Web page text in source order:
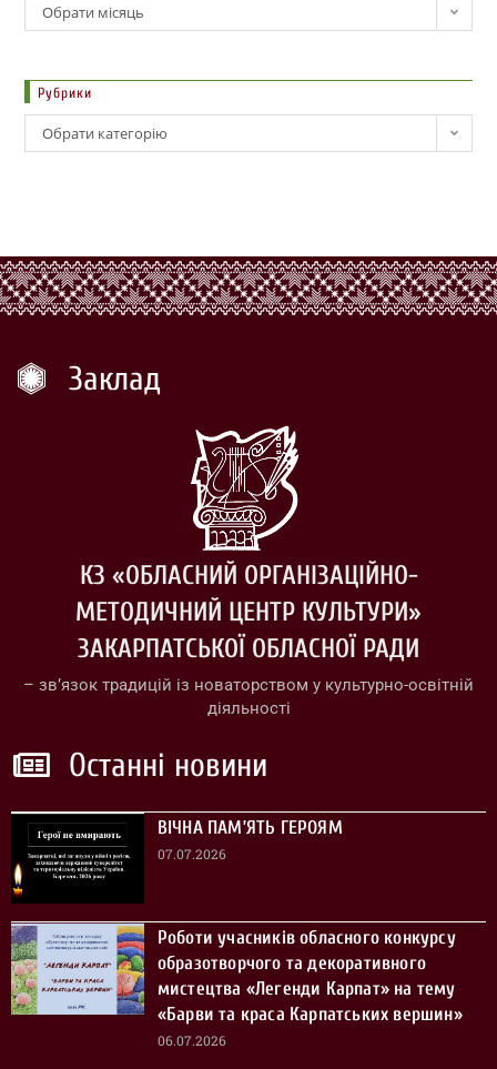
Обрати місяць
Рубрики
Обрати категорію
Заклад
КЗ «ОБЛАСНИЙ ОРГАНІЗАЦІЙНО-
МЕТОДИЧНИЙ ЦЕНТР КУЛЬТУРИ»
ЗАКАРПАТСЬКОЇ ОБЛАСНОЇ РАДИ
– зв’язок традицій із новаторством у культурно-освітній
діяльності
Останні новини
ВІЧНА ПАМ’ЯТЬ ГЕРОЯМ
07.07.2026
Роботи учасників обласного конкурсу
образотворчого та декоративного
мистецтва «Легенди Карпат» на тему
«Барви та краса Карпатських вершин»
06.07.2026